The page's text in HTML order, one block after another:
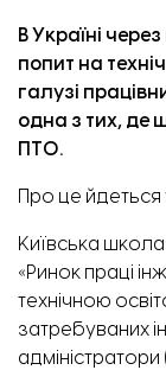
В Україні
попит на
галузі
одна з тих, де
ПТО.
Про це йдеться
Київська
«Ринок праці
технічною
затребуваних